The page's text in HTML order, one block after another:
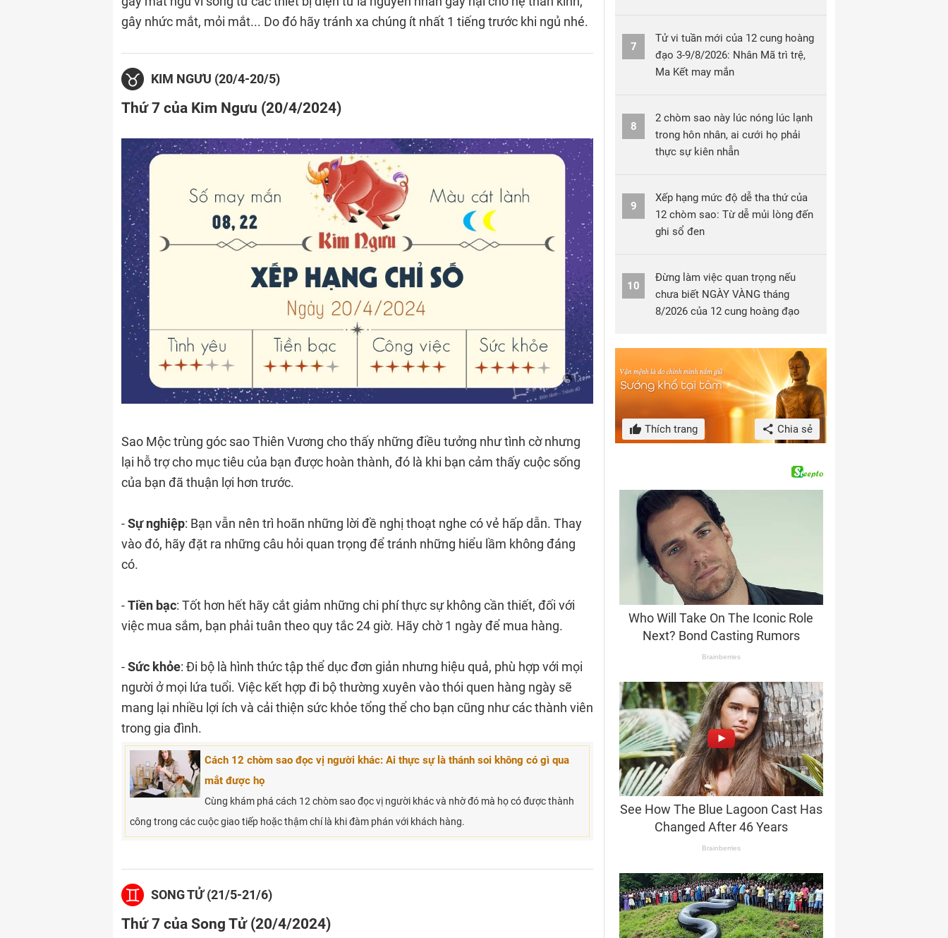
gây nhức mắt, mỏi mắt... Do đó hãy tránh xa chúng ít nhất 1 tiếng trước khi ngủ nhé.
KIM NGƯU (20/4-20/5)
Thứ 7 của Kim Ngưu (20/4/2024)
Sao Mộc trùng góc sao Thiên Vương cho thấy những điều tưởng như tình cờ nhưng
lại hỗ trợ cho mục tiêu của bạn được hoàn thành, đó là khi bạn cảm thấy cuộc sống
của bạn đã thuận lợi hơn trước.
-Sự nghiệp: Bạn vẫn nên trì hoãn những lời đề nghị thoạt nghe có vẻ hấp dẫn. Thay
vào đó, hãy đặt ra những câu hỏi quan trọng để tránh những hiểu lầm không đáng
có.
-Tiền bạc: Tốt hơn hết hãy cắt giảm những chi phí thực sự không cần thiết, đối với
việc mua sắm, bạn phải tuân theo quy tắc 24 giờ. Hãy chờ 1 ngày để mua hàng.
-Sức khỏe: Đi bộ là hình thức tập thể dục đơn giản nhưng hiệu quả, phù hợp với mọi
người ở mọi lứa tuổi. Việc kết hợp đi bộ thường xuyên vào thói quen hàng ngày sẽ
mang lại nhiều lợi ích và cải thiện sức khỏe tổng thể cho bạn cũng như các thành viên
trong gia đình.
Cách 12 chòm sao đọc vị người khác: Ai thực sự là thánh soi không có gì qua
mắt được họ
Cùng khám phá cách 12 chòm sao đọc vị người khác và nhờ đó mà họ có được thành
công trong các cuộc giao tiếp hoặc thậm chí là khi đàm phán với khách hàng.
SONG TỬ (21/5-21/6)
Thứ 7 của Song Tử (20/4/2024)
7
Tử vi tuần mới của 12 cung hoàng
đạo 3-9/8/2026: Nhân Mã trì trệ,
Ma Kết may mắn
8
2 chòm sao này lúc nóng lúc lạnh
trong hôn nhân, ai cưới họ phải
thực sự kiên nhẫn
9
Xếp hạng mức độ dễ tha thứ của
12 chòm sao: Từ dễ mủi lòng đến
ghi sổ đen
10
Đừng làm việc quan trọng nếu
chưa biết NGÀY VÀNG tháng
8/2026 của 12 cung hoàng đạo
Thích trang Chia sẻ